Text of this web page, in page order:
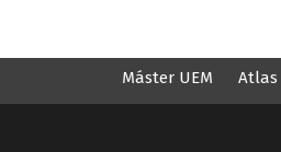
Máster UEM Atlas